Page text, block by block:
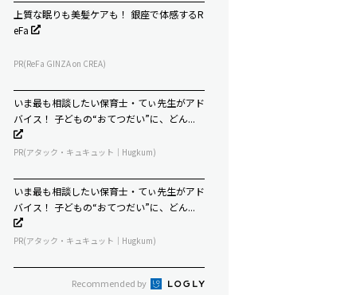
上質な眠りも美髪ケアも！ 銀座で体感するR
eFa
PR(ReFa GINZA on CREA)
いま最も相談したい保育士・てぃ先生がアド
バイス！ 子どもの“おてつだい”に、どん...
PR(アタック・キュキュット｜Hugkum)
いま最も相談したい保育士・てぃ先生がアド
バイス！ 子どもの“おてつだい”に、どん...
PR(アタック・キュキュット｜Hugkum)
Recommended by